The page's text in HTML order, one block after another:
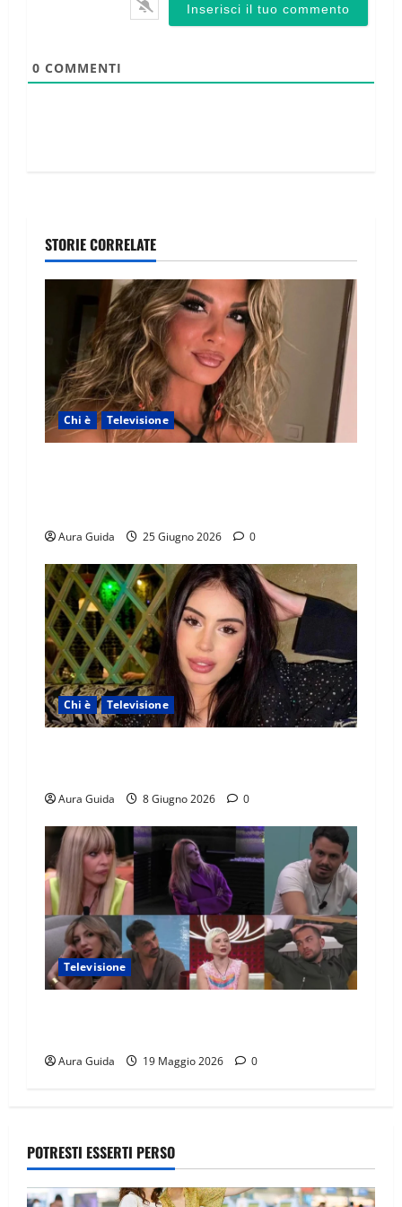
0 COMMENTI
STORIE CORRELATE
Chi è Televisione
Aura Guida 25 Giugno 2026 0
Chi è Televisione
Aura Guida 8 Giugno 2026 0
Televisione
Aura Guida 19 Maggio 2026 0
POTRESTI ESSERTI PERSO